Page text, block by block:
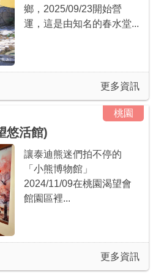
鄉，2025/09/23開始營
運，這是由知名的春水堂...
更多資訊
桃園
悠活館)
讓泰迪熊迷們拍不停的
「小熊博物館」
2024/11/09在桃園渴望會
館園區裡...
更多資訊